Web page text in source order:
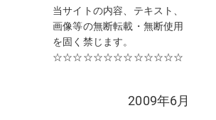
当サイトの内容、テキスト、
画像等の無断転載・無断使用
を固く禁じます。
☆☆☆☆☆☆☆☆☆☆☆☆☆
2009年6月